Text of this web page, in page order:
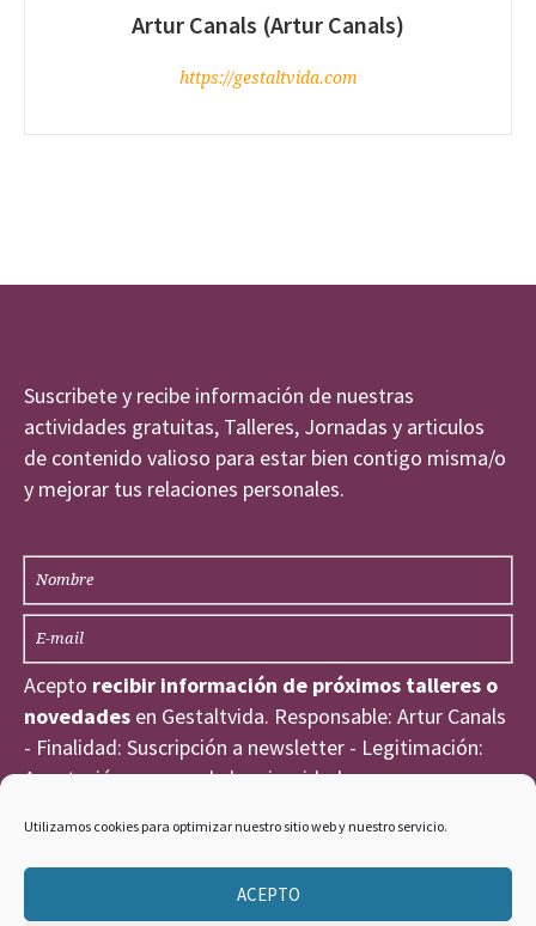
Utilizamos cookies para optimizar nuestro sitio web y nuestro servicio.
ACEPTO
Artur Canals (Artur Canals)
https://gestaltvida.com
Suscribete y recibe información de nuestras
actividades gratuitas, Talleres, Jornadas y articulos
de contenido valioso para estar bien contigo misma/o
y mejorar tus relaciones personales.
Acepto recibir información de próximos talleres o
novedades en Gestaltvida. Responsable: Artur Canals
- Finalidad: Suscripción a newsletter - Legitimación:
Aceptación expresa de la privacidad
He leído y acepto la
Política de Privacidad